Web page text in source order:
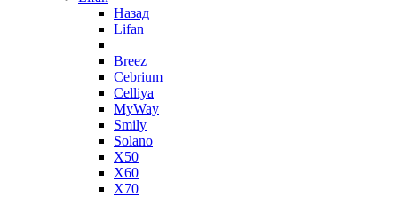
Назад
Lifan
Breez
Cebrium
Celliya
MyWay
Smily
Solano
X50
X60
X70